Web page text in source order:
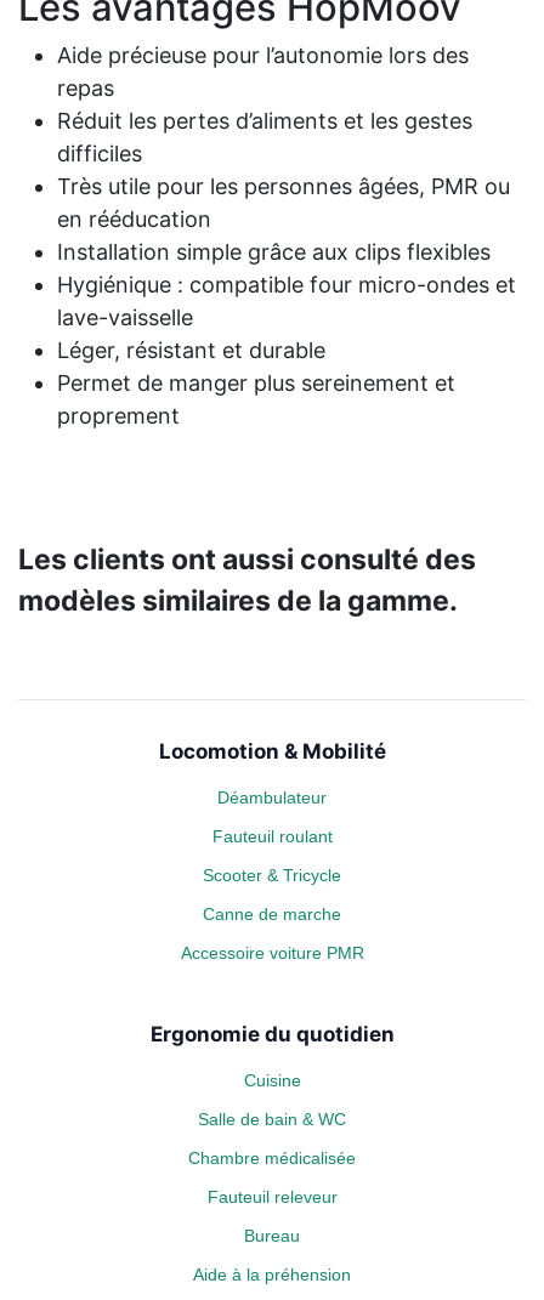
Aide précieuse pour l’autonomie lors des
repas
Réduit les pertes d’aliments et les gestes
difficiles
Très utile pour les personnes âgées, PMR ou
en rééducation
Installation simple grâce aux clips flexibles
Hygiénique : compatible four micro-ondes et
lave-vaisselle
Léger, résistant et durable
Permet de manger plus sereinement et
proprement
Les clients ont aussi consulté des
modèles similaires de la gamme.
Locomotion & Mobilité
Déambulateur
Fauteuil roulant
Scooter & Tricycle
Canne de marche
Accessoire voiture PMR
Ergonomie du quotidien
Cuisine
Salle de bain & WC
Chambre médicalisée
Fauteuil releveur
Bureau
Aide à la préhension